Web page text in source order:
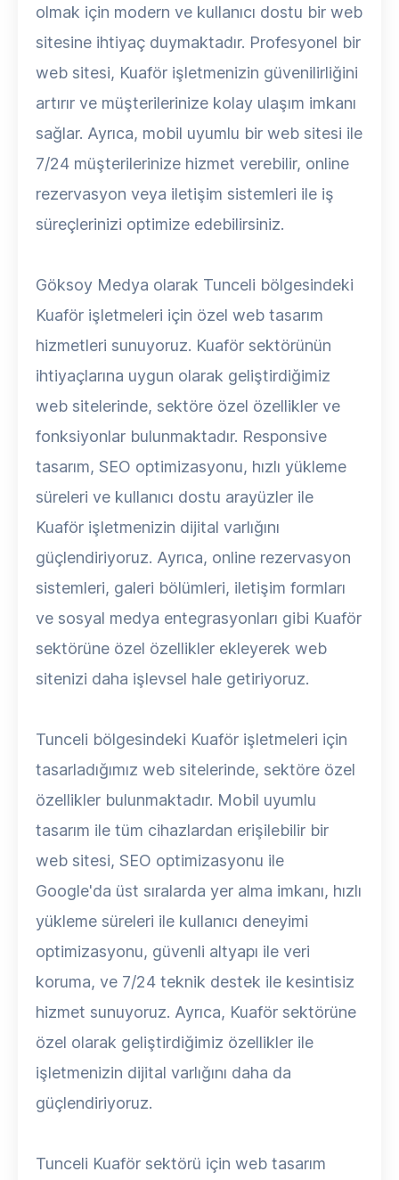
olmak için modern ve kullanıcı dostu bir web
sitesine ihtiyaç duymaktadır. Profesyonel bir
web sitesi, Kuaför işletmenizin güvenilirliğini
artırır ve müşterilerinize kolay ulaşım imkanı
sağlar. Ayrıca, mobil uyumlu bir web sitesi ile
7/24 müşterilerinize hizmet verebilir, online
rezervasyon veya iletişim sistemleri ile iş
süreçlerinizi optimize edebilirsiniz.
Göksoy Medya olarak Tunceli bölgesindeki
Kuaför işletmeleri için özel web tasarım
hizmetleri sunuyoruz. Kuaför sektörünün
ihtiyaçlarına uygun olarak geliştirdiğimiz
web sitelerinde, sektöre özel özellikler ve
fonksiyonlar bulunmaktadır. Responsive
tasarım, SEO optimizasyonu, hızlı yükleme
süreleri ve kullanıcı dostu arayüzler ile
Kuaför işletmenizin dijital varlığını
güçlendiriyoruz. Ayrıca, online rezervasyon
sistemleri, galeri bölümleri, iletişim formları
ve sosyal medya entegrasyonları gibi Kuaför
sektörüne özel özellikler ekleyerek web
sitenizi daha işlevsel hale getiriyoruz.
Tunceli bölgesindeki Kuaför işletmeleri için
tasarladığımız web sitelerinde, sektöre özel
özellikler bulunmaktadır. Mobil uyumlu
tasarım ile tüm cihazlardan erişilebilir bir
web sitesi, SEO optimizasyonu ile
Google'da üst sıralarda yer alma imkanı, hızlı
yükleme süreleri ile kullanıcı deneyimi
optimizasyonu, güvenli altyapı ile veri
koruma, ve 7/24 teknik destek ile kesintisiz
hizmet sunuyoruz. Ayrıca, Kuaför sektörüne
özel olarak geliştirdiğimiz özellikler ile
işletmenizin dijital varlığını daha da
güçlendiriyoruz.
Tunceli Kuaför sektörü için web tasarım